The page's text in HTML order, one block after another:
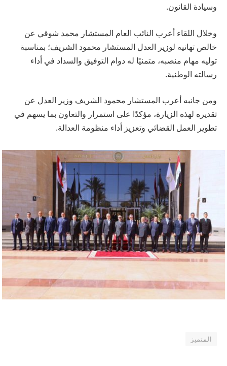
وسيادة القانون.
وخلال اللقاء أعرب النائب العام المستشار محمد شوقي عن
خالص تهانيه لوزير العدل المستشار محمود الشريف؛ بمناسبة
توليه مهام منصبه، متمنيًا له دوام التوفيق والسداد في أداء
رسالته الوطنية.
ومن جانبه أعرب المستشار محمود الشريف وزير العدل عن
تقديره لهذه الزيارة، مؤكدًا على استمرار والتعاون بما يسهم في
تطوير العمل القضائي وتعزيز أداء منظومة العدالة.
المتميز